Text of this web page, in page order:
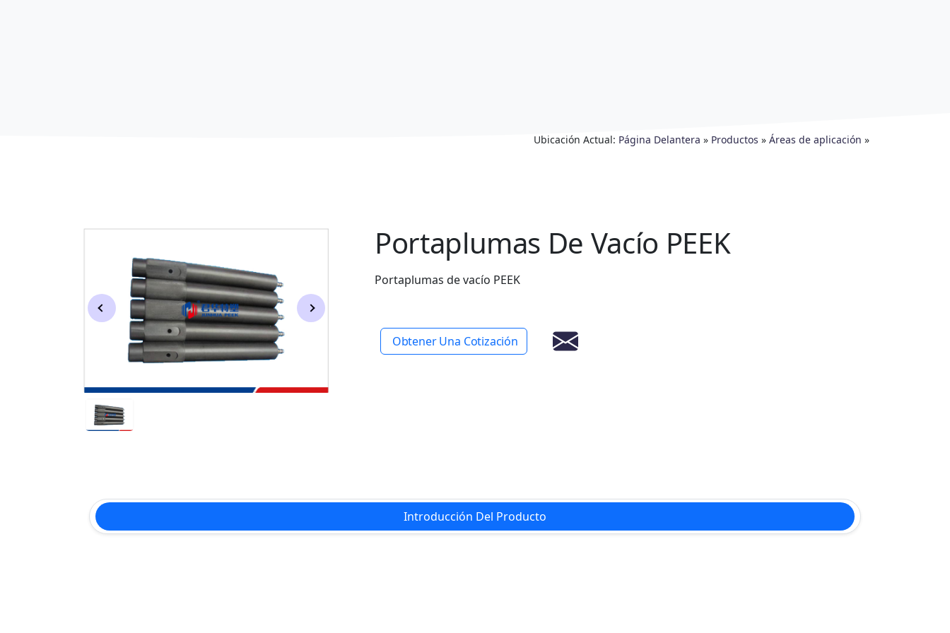
Ubicación Actual: Página Delantera » Productos » Áreas de aplicación »
Portaplumas De Vacío PEEK
Portaplumas de vacío PEEK
Obtener Una Cotización
Introducción Del Producto